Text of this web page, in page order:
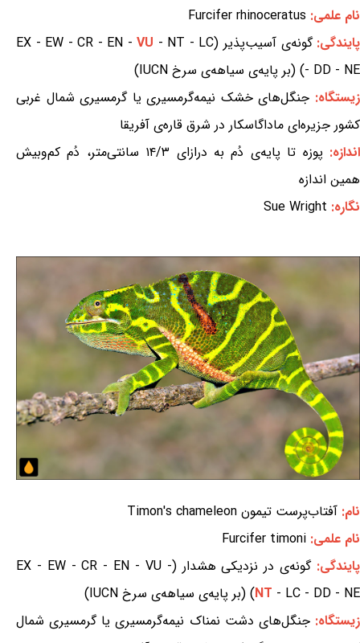
نام علمی: Furcifer rhinoceratus
پایندگی:گونه‌ی آسیب‌پذیر (EX - EW - CR - EN - VU - NT - LC
- DD - NE) (بر پایه‌ی سیاهه‌ی سرخ IUCN)
زیستگاه: جنگل‌های خشک نیمه‌گرمسیری یا گرمسیری شمال غربی
کشور جزیره‌ای ماداگاسکار در شرق قاره‌ی آفریقا
اندازه:
پوزه تا پایه‌ی دُم به درازای ۱۴/۳ سانتی‌متر، دُم کم‌وبیش
همین اندازه
نگاره: Sue Wright
نام: آفتاب‌پرست تیمون Timon's chameleon
نام علمی: Furcifer timoni
پایندگی:گونه‌ی در نزدیکی هشدار (EX - EW - CR - EN - VU -
NT - LC - DD - NE) (بر پایه‌ی سیاهه‌ی سرخ IUCN)
زیستگاه:جنگل‌های دشت نمناک نیمه‌گرمسیری یا گرمسیری شمال